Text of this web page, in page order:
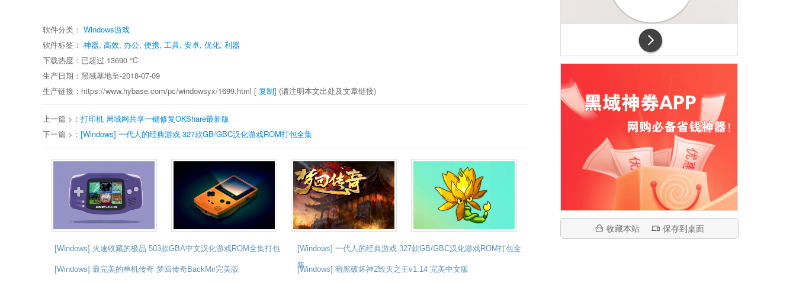
软件分类： Windows游戏
软件标签： 神器, 高效, 办公, 便携, 工具, 安卓, 优化, 利器
下载热度：已超过 13690 ℃
生产日期：黑域基地至-2018-07-09
生产链接：https://www.hybase.com/pc/windowsyx/1699.html [ 复制] (请注明本文出处及文章链接)
上一篇 >： 打印机 局域网共享一键修复OKShare最新版
下一篇 >： [Windows] 一代人的经典游戏 327款GB/GBC汉化游戏ROM打包全集
[Windows] 火速收藏的极品 503款GBA中文汉化游戏ROM全集打包
[Windows] 一代人的经典游戏 327款GB/GBC汉化游戏ROM打包全
集
[Windows] 最完美的单机传奇 梦回传奇BackMir完美版 [Windows] 暗黑破坏神2毁灭之王v1.14 完美中文版
收藏本站 保存到桌面